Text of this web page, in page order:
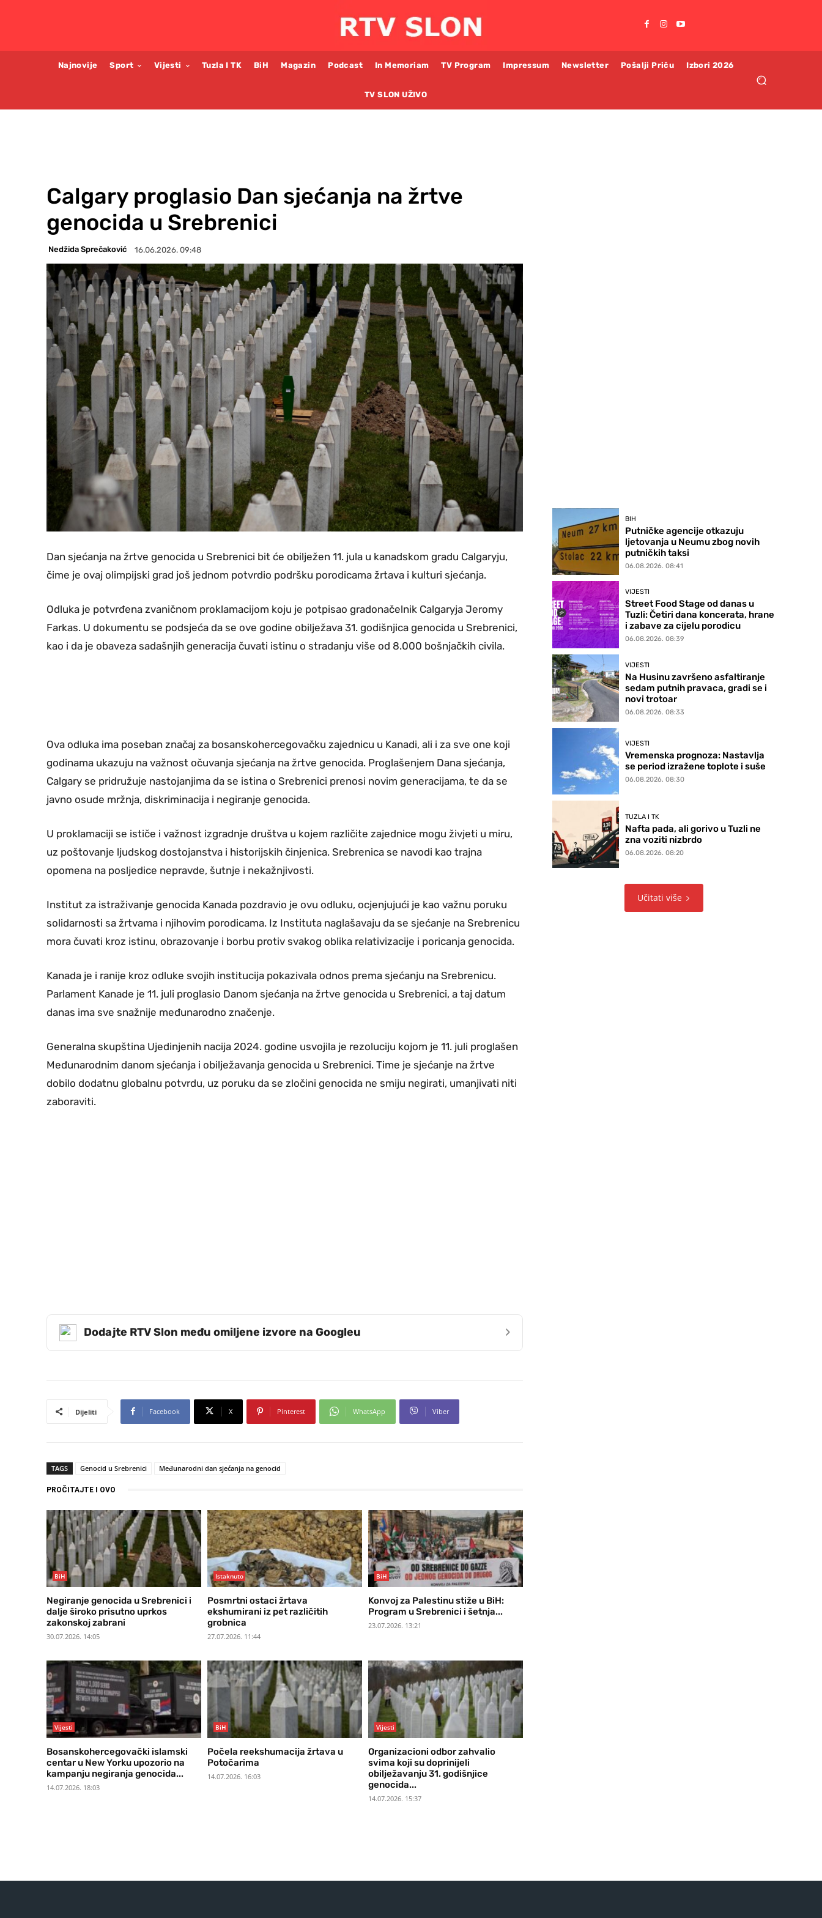
Najnovije Sport Vijesti Tuzla I TK BiH Magazin Podcast In Memoriam TV Program Impressum Newsletter Pošalji Priču Izbori 2026
TV SLON UŽIVO
Calgary proglasio Dan sjećanja na žrtve
genocida u Srebrenici
Nedžida Sprečaković 16.06.2026. 09:48
Dan sjećanja na žrtve genocida u Srebrenici bit će obilježen 11. jula u kanadskom gradu Calgaryju,
čime je ovaj olimpijski grad još jednom potvrdio podršku porodicama žrtava i kulturi sjećanja.
Odluka je potvrđena zvaničnom proklamacijom koju je potpisao gradonačelnik Calgaryja Jeromy
Farkas. U dokumentu se podsjeća da se ove godine obilježava 31. godišnjica genocida u Srebrenici,
kao i da je obaveza sadašnjih generacija čuvati istinu o stradanju više od 8.000 bošnjačkih civila.
Ova odluka ima poseban značaj za bosanskohercegovačku zajednicu u Kanadi, ali i za sve one koji
godinama ukazuju na važnost očuvanja sjećanja na žrtve genocida. Proglašenjem Dana sjećanja,
Calgary se pridružuje nastojanjima da se istina o Srebrenici prenosi novim generacijama, te da se
javno osude mržnja, diskriminacija i negiranje genocida.
U proklamaciji se ističe i važnost izgradnje društva u kojem različite zajednice mogu živjeti u miru,
uz poštovanje ljudskog dostojanstva i historijskih činjenica. Srebrenica se navodi kao trajna
opomena na posljedice nepravde, šutnje i nekažnjivosti.
Institut za istraživanje genocida Kanada pozdravio je ovu odluku, ocjenjujući je kao važnu poruku
solidarnosti sa žrtvama i njihovim porodicama. Iz Instituta naglašavaju da se sjećanje na Srebrenicu
mora čuvati kroz istinu, obrazovanje i borbu protiv svakog oblika relativizacije i poricanja genocida.
Kanada je i ranije kroz odluke svojih institucija pokazivala odnos prema sjećanju na Srebrenicu.
Parlament Kanade je 11. juli proglasio Danom sjećanja na žrtve genocida u Srebrenici, a taj datum
danas ima sve snažnije međunarodno značenje.
Generalna skupština Ujedinjenih nacija 2024. godine usvojila je rezoluciju kojom je 11. juli proglašen
Međunarodnim danom sjećanja i obilježavanja genocida u Srebrenici. Time je sjećanje na žrtve
dobilo dodatnu globalnu potvrdu, uz poruku da se zločini genocida ne smiju negirati, umanjivati niti
zaboraviti.
Dodajte RTV Slon među omiljene izvore na Googleu ›
Dijeliti Facebook X Pinterest WhatsApp Viber
TAGS Genocid u Srebrenici Međunarodni dan sjećanja na genocid
PROČITAJTE I OVO
BiH
Negiranje genocida u Srebrenici i
dalje široko prisutno uprkos
zakonskoj zabrani
30.07.2026. 14:05
Istaknuto
Posmrtni ostaci žrtava
ekshumirani iz pet različitih
grobnica
27.07.2026. 11:44
BiH
Konvoj za Palestinu stiže u BiH:
Program u Srebrenici i šetnja...
23.07.2026. 13:21
Vijesti
Bosanskohercegovački islamski
centar u New Yorku upozorio na
kampanju negiranja genocida...
14.07.2026. 18:03
BiH
Počela reekshumacija žrtava u
Potočarima
14.07.2026. 16:03
Vijesti
Organizacioni odbor zahvalio
svima koji su doprinijeli
obilježavanju 31. godišnjice
genocida...
14.07.2026. 15:37
BIH
Putničke agencije otkazuju
ljetovanja u Neumu zbog novih
putničkih taksi
06.08.2026. 08:41
VIJESTI
Street Food Stage od danas u
Tuzli: Četiri dana koncerata, hrane
i zabave za cijelu porodicu
06.08.2026. 08:39
VIJESTI
Na Husinu završeno asfaltiranje
sedam putnih pravaca, gradi se i
novi trotoar
06.08.2026. 08:33
VIJESTI
Vremenska prognoza: Nastavlja
se period izražene toplote i suše
06.08.2026. 08:30
TUZLA I TK
Nafta pada, ali gorivo u Tuzli ne
zna voziti nizbrdo
06.08.2026. 08:20
Učitati više